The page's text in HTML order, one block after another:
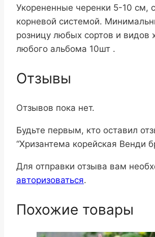
Укорененные черенки 5-10 см,
корневой системой.
розницу любых сортов и видов
любого альбома 10шт .
Отзывы
Отзывов пока нет.
Будьте первым, кто оставил
“Хризантема корейская Венди
Для отправки отзыва вам
авторизоваться.
Похожие товары